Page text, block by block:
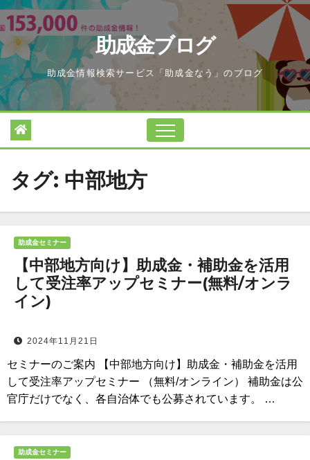
Skip
to
content
助成金ブログ
助成金情報検索サービス「助成金なう」のブログ
タグ: 中部地方
助成金セミナー
【中部地方向け】助成金・補助金を活用
して受注率アップセミナー(無料/オンラ
イン)
2024年11月21日
セミナーのご案内 【中部地方向け】助成金・補助金を活用
して受注率アップセミナー （無料/オンライン） 補助金は公
官庁だけでなく、各自治体でも公募されています。 …
助成金セミナー